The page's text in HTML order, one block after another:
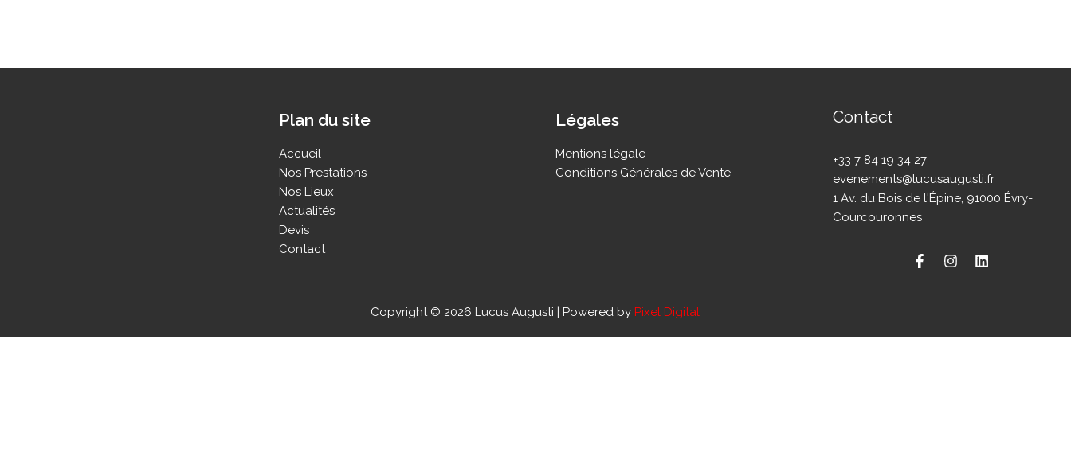
Plan du site
Accueil
Nos Prestations
Nos Lieux
Actualités
Devis
Contact
Légales
Mentions légale
Conditions Générales de Vente
Contact
+33 7 84 19 34 27
evenements@lucusaugusti.fr
1 Av. du Bois de l'Épine, 91000 Évry-
Courcouronnes
Copyright © 2026 Lucus Augusti | Powered by Pixel Digital